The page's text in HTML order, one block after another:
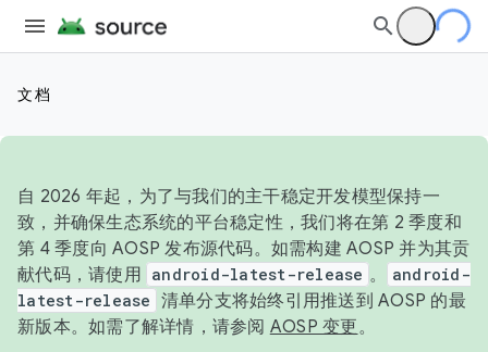
文档
自 2026 年起，为了与我们的主干稳定开发模型保持一
致，并确保生态系统的平台稳定性，我们将在第 2 季度和
第 4 季度向 AOSP 发布源代码。如需构建 AOSP 并为其贡
献代码，请使用 android-latest-release 。
android-
latest-release 清单分支将始终引用推送到 AOSP 的最
新版本。如需了解详情，请参阅 AOSP 变更。